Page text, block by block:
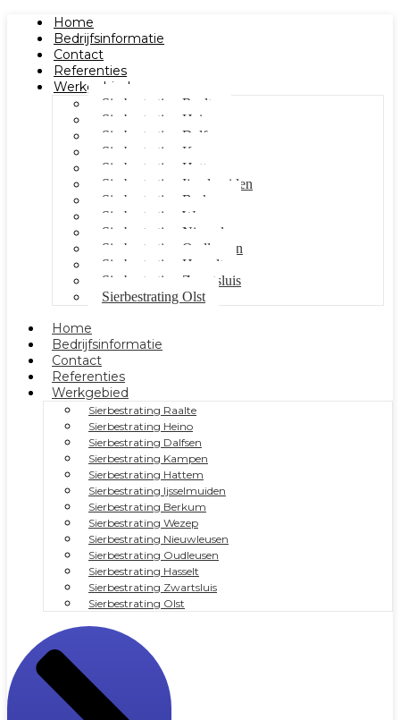
Home
Bedrijfsinformatie
Contact
Referenties
Werkgebied
Sierbestrating Raalte
Sierbestrating Heino
Sierbestrating Dalfsen
Sierbestrating Kampen
Sierbestrating Hattem
Sierbestrating Ijsselmuiden
Sierbestrating Berkum
Sierbestrating Wezep
Sierbestrating Nieuwleusen
Sierbestrating Oudleusen
Sierbestrating Hasselt
Sierbestrating Zwartsluis
Sierbestrating Olst
Home
Bedrijfsinformatie
Contact
Referenties
Werkgebied
Sierbestrating Raalte
Sierbestrating Heino
Sierbestrating Dalfsen
Sierbestrating Kampen
Sierbestrating Hattem
Sierbestrating Ijsselmuiden
Sierbestrating Berkum
Sierbestrating Wezep
Sierbestrating Nieuwleusen
Sierbestrating Oudleusen
Sierbestrating Hasselt
Sierbestrating Zwartsluis
Sierbestrating Olst